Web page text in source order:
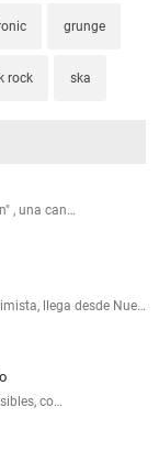
grunge
rock ska
, una can…
llega desde Nue…
co…